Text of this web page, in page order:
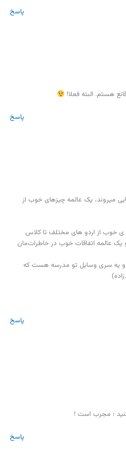
پاسخ
پاسخ
میروند، یک عالمه چیزهای خوب از
ی خوب از اردو های مختلف تا کلاس
عالمه اتفاقات خوب در خاطرات‌مان
و یه سری وسایل تو مدرسه هست که
پاسخ
؛ مجرب است !
پاسخ